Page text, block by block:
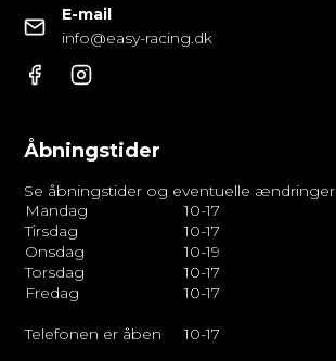
E-mail
info@easy-racing.dk
Åbningstider
Se åbningstider og eventuelle ændringer
Mandag
10-17
Tirsdag
10-17
Onsdag
10-19
Torsdag
10-17
Fredag
10-17
Telefonen er åben 10-17